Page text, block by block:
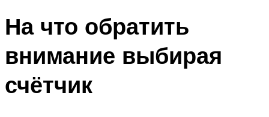
На что обратить
внимание выбирая
счётчик